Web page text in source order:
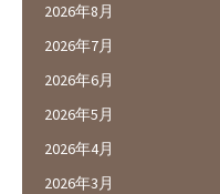
2026年8月
2026年7月
2026年6月
2026年5月
2026年4月
2026年3月